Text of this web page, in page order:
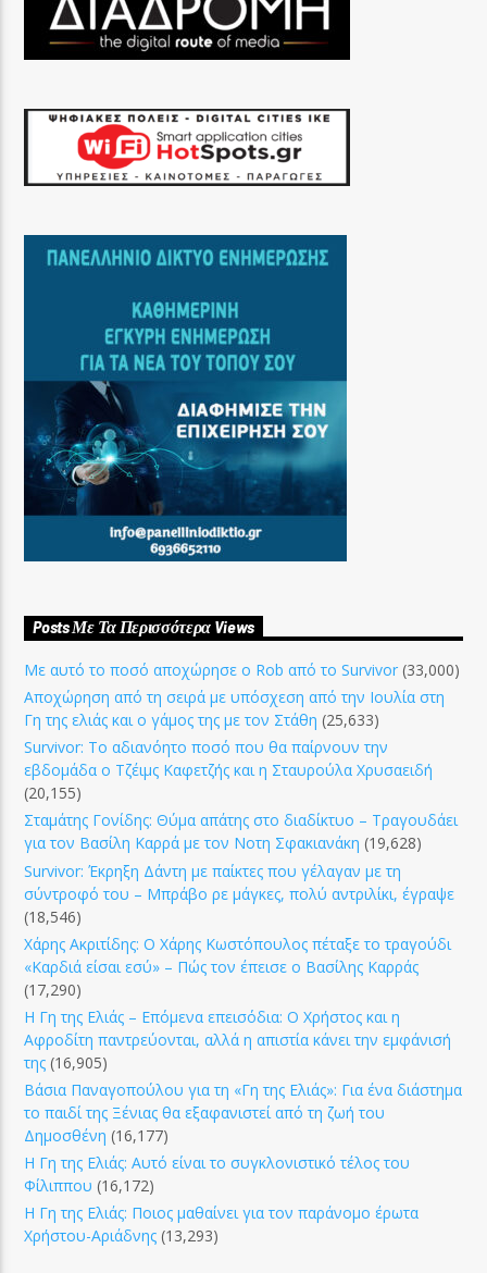
Posts Με Τα Περισσότερα Views
Με αυτό το ποσό αποχώρησε ο Rob από το Survivor (33,000)
Αποχώρηση από τη σειρά με υπόσχεση από την Ιουλία στη
Γη της ελιάς και ο γάμος της με τον Στάθη (25,633)
Survivor: Το αδιανόητο ποσό που θα παίρνουν την
εβδομάδα ο Τζέιμς Καφετζής και η Σταυρούλα Χρυσαειδή
(20,155)
Σταμάτης Γονίδης: Θύμα απάτης στο διαδίκτυο – Τραγουδάει
για τον Βασίλη Καρρά με τον Νοτη Σφακιανάκη (19,628)
Survivor: Έκρηξη Δάντη με παίκτες που γέλαγαν με τη
σύντροφό του – Μπράβο ρε μάγκες, πολύ αντριλίκι, έγραψε
(18,546)
Χάρης Ακριτίδης: Ο Χάρης Κωστόπουλος πέταξε το τραγούδι
«Καρδιά είσαι εσύ» – Πώς τον έπεισε ο Βασίλης Καρράς
(17,290)
Η Γη της Ελιάς – Επόμενα επεισόδια: Ο Χρήστος και η
Αφροδίτη παντρεύονται, αλλά η απιστία κάνει την εμφάνισή
της (16,905)
Βάσια Παναγοπούλου για τη «Γη της Ελιάς»: Για ένα διάστημα
το παιδί της Ξένιας θα εξαφανιστεί από τη ζωή του
Δημοσθένη (16,177)
Η Γη της Ελιάς: Αυτό είναι το συγκλονιστικό τέλος του
Φίλιππου (16,172)
Η Γη της Ελιάς: Ποιος μαθαίνει για τον παράνομο έρωτα
Χρήστου-Αριάδνης (13,293)